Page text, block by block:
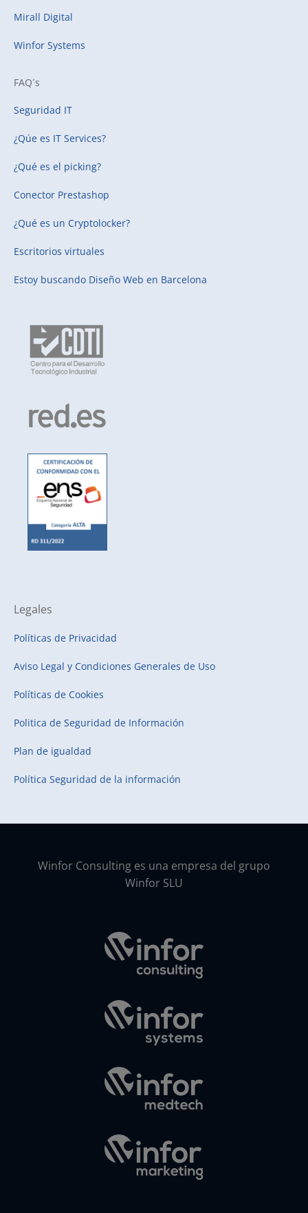
Mirall Digital
Winfor Systems
FAQ´s
Seguridad IT
¿Qúe es IT Services?
¿Qué es el picking?
Conector Prestashop
¿Qué es un Cryptolocker?
Escritorios virtuales
Estoy buscando Diseño Web en Barcelona
Legales
Políticas de Privacidad
Aviso Legal y Condiciones Generales de Uso
Políticas de Cookies
Politica de Seguridad de Información
Plan de igualdad
Política Seguridad de la información
Winfor Consulting es una empresa del grupo
Winfor SLU